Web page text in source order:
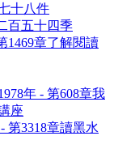
十八件
百五十四季
1469章了解閱讀
年 - 第608章我
座
第3318章讀黑水